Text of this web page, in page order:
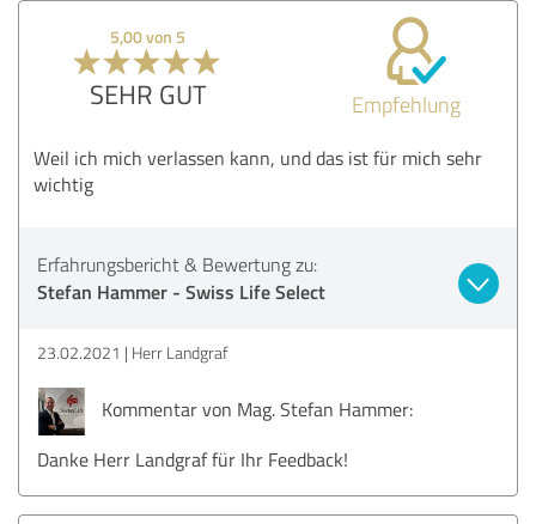
5,00 von 5
SEHR GUT Empfehlung
Weil ich mich verlassen kann, und das ist für mich sehr
wichtig
Erfahrungsbericht & Bewertung zu:
Stefan Hammer - Swiss Life Select
23.02.2021 Herr Landgraf
Kommentar von Mag. Stefan Hammer:
Danke Herr Landgraf für Ihr Feedback!